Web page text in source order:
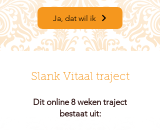
Ja, dat wil ik
Slank Vitaal traject
Dit online 8 weken traject
bestaat uit: